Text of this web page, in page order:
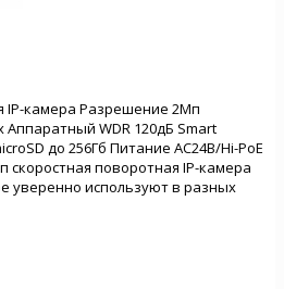
IP-камера Разрешение 2Мп
WDR 120дБ Smart
до 256Гб Питание AC24В/Hi-PoE
скоростная поворотная IP-камера
уверенно используют в разных